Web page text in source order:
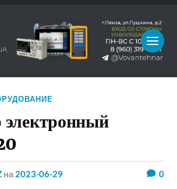
электронный
на 2023-06-29 0